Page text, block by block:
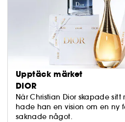
Upptäck märket
DIOR
När Christian Dior skapade sitt
hade han en vision om en ny
saknade något.